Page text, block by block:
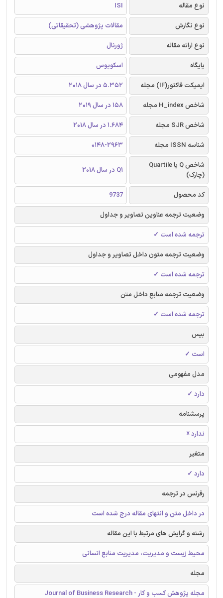
نوع مقاله
ISI
نوع نگارش
مقالات پژوهشی (تحقیقاتی)
نوع ارائه مقاله
ژورنال
پایگاه
اسکوپوس
ایمپکت فاکتور(IF) مجله
5.352 در سال 2018
شاخص H_index مجله
158 در سال 2019
شاخص SJR مجله
1.684 در سال 2018
شناسه ISSN مجله
0148-2963
شاخص Q یا Quartile
(چارک)
Q1 در سال 2018
کد محصول
9737
وضعیت ترجمه عناوین تصاویر و جداول
ترجمه شده است ✓
وضعیت ترجمه متون داخل تصاویر و جداول
ترجمه شده است ✓
وضعیت ترجمه منابع داخل متن
ترجمه شده است ✓
بیس
است ✓
مدل مفهومی
دارد ✓
پرسشنامه
ندارد ☓
متغیر
دارد ✓
رفرنس در ترجمه
در داخل متن و انتهای مقاله درج شده است
رشته و گرایش های مرتبط با این مقاله
محیط زیست و مدیریت، مدیریت منابع انسانی
مجله
مجله پژوهش کسب و کار - Journal of Business Research